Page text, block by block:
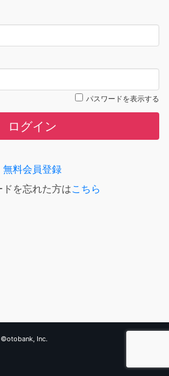
パスワードを表示する
ログイン
無料会員登録
ドを忘れた方はこちら
©otobank, Inc.